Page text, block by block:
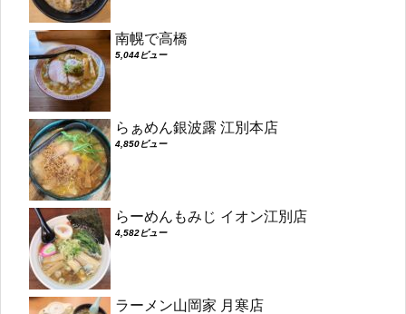
南幌で高橋
5,044ビュー
らぁめん銀波露 江別本店
4,850ビュー
らーめんもみじ イオン江別店
4,582ビュー
ラーメン山岡家 月寒店